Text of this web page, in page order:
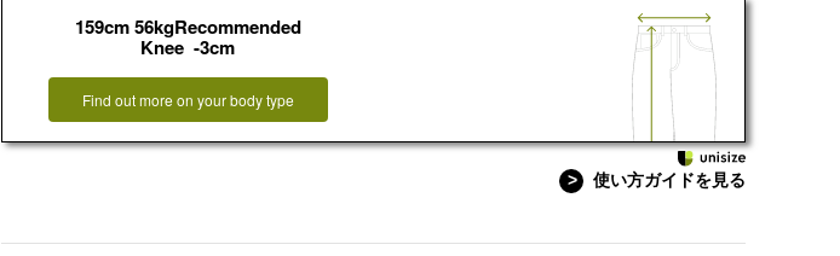
【ネイビー】
159cm 56kgRecommended
Knee -3cm
Find out more on your body type
> 使い方ガイドを見る